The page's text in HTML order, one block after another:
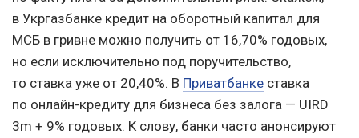
в Укргазбанке кредит на оборотный капитал для
МСБ в гривне можно получить от 16,70% годовых,
но если исключительно под поручительство,
то ставка уже от 20,40%. В Приватбанке ставка
по онлайн-кредиту для бизнеса без залога — UIRD
3m + 9% годовых. К слову, банки часто анонсируют